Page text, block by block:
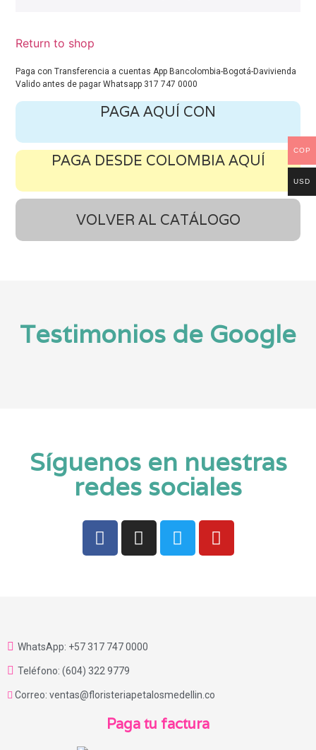
Return to shop
Paga con Transferencia a cuentas App Bancolombia-Bogotá-Davivienda
Valido antes de pagar Whatsapp 317 747 0000
PAGA AQUÍ CON
PAGA DESDE COLOMBIA AQUÍ
VOLVER AL CATÁLOGO
Testimonios de Google
Síguenos en nuestras
redes sociales
WhatsApp: +57 317 747 0000
Teléfono: (604) 322 9779
Correo: ventas@floristeriapetalosmedellin.co
Paga tu factura
COP
USD